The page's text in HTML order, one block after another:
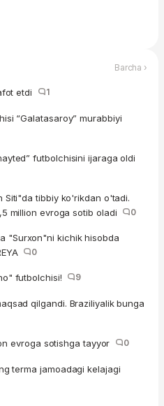
Barcha ›
etdi 1
“Galatasaroy” murabbiyi
futbolchisini ijaraga oldi
Siti"da tibbiy ko'rikdan o'tadi.
million evroga sotib oladi
0
"Surxon"ni kichik hisobda
0
futbolchisi! 9
qilgandi. Braziliyalik bunga
evroga sotishga tayyor 0
terma jamoadagi kelajagi